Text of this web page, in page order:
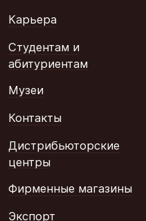
Карьера
Студентам и
абитуриентам
Музеи
Контакты
Дистрибьюторские
центры
Фирменные магазины
Экспорт